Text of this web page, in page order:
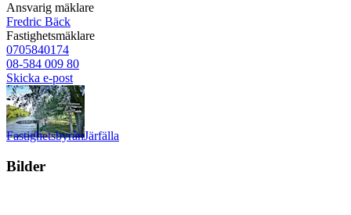
Ansvarig mäklare
Fredric Bäck
Fastighetsmäklare
0705840174
08-584 009 80
Skicka e-post
FastighetsbyrånJärfälla
Bilder